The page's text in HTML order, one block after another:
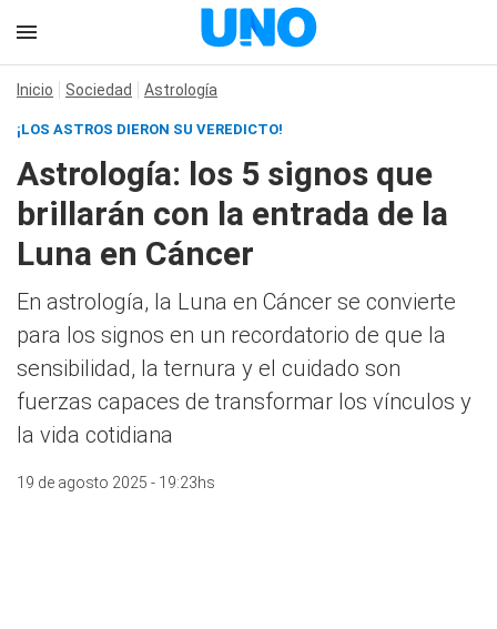
Inicio Sociedad Astrología
¡LOS ASTROS DIERON SU VEREDICTO!
Astrología: los 5 signos que
brillarán con la entrada de la
Luna en Cáncer
En astrología, la Luna en Cáncer se convierte
para los signos en un recordatorio de que la
sensibilidad, la ternura y el cuidado son
fuerzas capaces de transformar los vínculos y
la vida cotidiana
19 de agosto 2025 - 19:23hs